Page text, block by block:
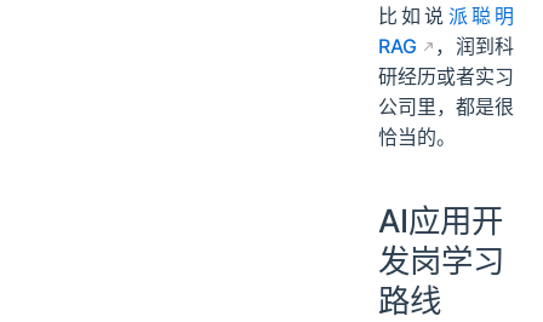
比如说 派聪明
RAG
，润到科
研经历或者实习
公司里，都是很
恰当的。
AI应用开
发岗学习
路线